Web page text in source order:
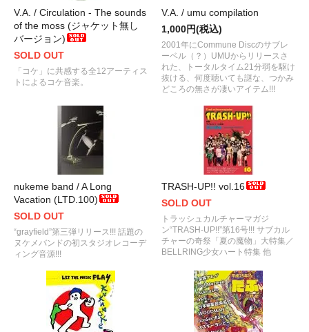
V.A. / Circulation - The sounds
of the moss (ジャケット無し
バージョン)
SOLD OUT
「コケ」に共感する全12アーティス
トによるコケ音楽。
V.A. / umu compilation
1,000円(税込)
2001年にCommune Discのサブレ
ーベル（？）UMUからリリースさ
れた、トータルタイム21分弱を駆け
抜ける、何度聴いても謎な、つかみ
どころの無さが凄いアイテム!!!
nukeme band / A Long
Vacation (LTD.100)
SOLD OUT
“grayfield”第三弾リリース!!! 話題の
ヌケメバンドの初スタジオレコーデ
ィング音源!!!
TRASH-UP!! vol.16
SOLD OUT
トラッシュカルチャーマガジ
ン“TRASH-UP!!”第16号!!! サブカル
チャーの奇祭「夏の魔物」大特集／
BELLRING少女ハート特集 他